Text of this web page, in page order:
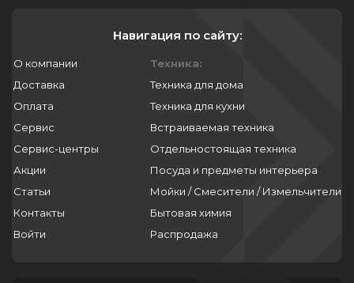
Навигация по сайту:
О компании
Доставка
Оплата
Сервис
Сервис-центры
Акции
Статьи
Контакты
Войти
Техника:
Техника для дома
Техника для кухни
Встраиваемая техника
Отдельностоящая техника
Посуда и предметы интерьера
Мойки / Смесители / Измельчители
Бытовая химия
Распродажа